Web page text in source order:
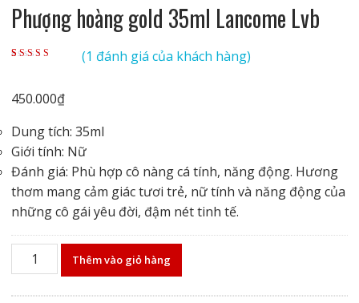
Phượng hoàng gold 35ml Lancome Lvb
(1 đánh giá của khách hàng)
450.000₫
Dung tích: 35ml
Giới tính: Nữ
Đánh giá: Phù hợp cô nàng cá tính, năng động. Hương
thơm mang cảm giác tươi trẻ, nữ tính và năng động của
những cô gái yêu đời, đậm nét tinh tế.
Phượng
hoàng
gold
Thêm vào giỏ hàng